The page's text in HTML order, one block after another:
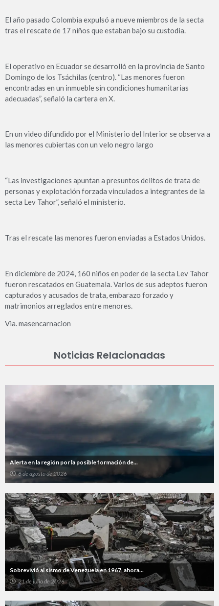
El año pasado Colombia expulsó a nueve miembros de la secta
tras el rescate de 17 niños que estaban bajo su custodia.
El operativo en Ecuador se desarrolló en la provincia de Santo
Domingo de los Tsáchilas (centro). “Las menores fueron
encontradas en un inmueble sin condiciones humanitarias
adecuadas”, señaló la cartera en X.
En un video difundido por el Ministerio del Interior se observa a
las menores cubiertas con un velo negro largo
“Las investigaciones apuntan a presuntos delitos de trata de
personas y explotación forzada vinculados a integrantes de la
secta Lev Tahor”, señaló el ministerio.
Tras el rescate las menores fueron enviadas a Estados Unidos.
En diciembre de 2024, 160 niños en poder de la secta Lev Tahor
fueron rescatados en Guatemala. Varios de sus adeptos fueron
capturados y acusados de trata, embarazo forzado y
matrimonios arreglados entre menores.
Via. masencarnacion
Noticias Relacionadas
Alerta en la región por la posible formación de...
6 de agosto de 2026
Sobrevivió al sismo de Venezuela en 1967, ahora...
21 de julio de 2026